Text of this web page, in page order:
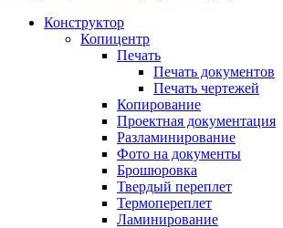
Конструктор
Копицентр
Печать
Печать документов
Печать чертежей
Копирование
Проектная документация
Разламинирование
Фото на документы
Брошюровка
Твердый переплет
Термопереплет
Ламинирование